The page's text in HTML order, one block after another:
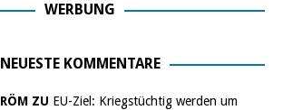
WERBUNG
NEUESTE KOMMENTARE
ZU EU-Ziel: Kriegstüchtig werden um